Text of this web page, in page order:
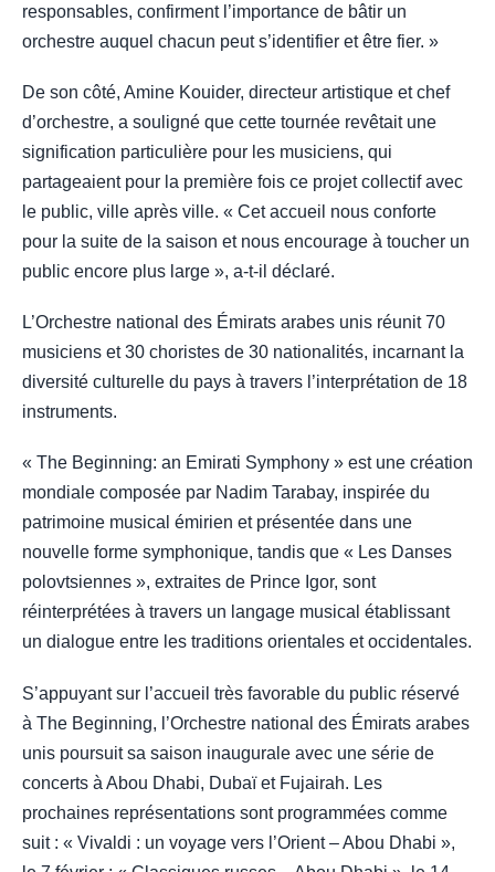
responsables, confirment l’importance de bâtir un
orchestre auquel chacun peut s’identifier et être fier. »
De son côté, Amine Kouider, directeur artistique et chef
d’orchestre, a souligné que cette tournée revêtait une
signification particulière pour les musiciens, qui
partageaient pour la première fois ce projet collectif avec
le public, ville après ville. « Cet accueil nous conforte
pour la suite de la saison et nous encourage à toucher un
public encore plus large », a-t-il déclaré.
L’Orchestre national des Émirats arabes unis réunit 70
musiciens et 30 choristes de 30 nationalités, incarnant la
diversité culturelle du pays à travers l’interprétation de 18
instruments.
« The Beginning: an Emirati Symphony » est une création
mondiale composée par Nadim Tarabay, inspirée du
patrimoine musical émirien et présentée dans une
nouvelle forme symphonique, tandis que « Les Danses
polovtsiennes », extraites de Prince Igor, sont
réinterprétées à travers un langage musical établissant
un dialogue entre les traditions orientales et occidentales.
S’appuyant sur l’accueil très favorable du public réservé
à The Beginning, l’Orchestre national des Émirats arabes
unis poursuit sa saison inaugurale avec une série de
concerts à Abou Dhabi, Dubaï et Fujairah. Les
prochaines représentations sont programmées comme
suit : « Vivaldi : un voyage vers l’Orient – Abou Dhabi »,